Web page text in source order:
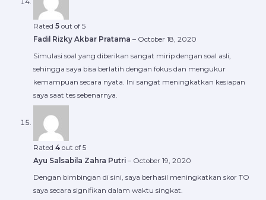
Rated 5out of 5
Fadil Rizky Akbar Pratama – October 18, 2020
Simulasi soal yang diberikan sangat mirip dengan soal asli,
sehingga saya bisa berlatih dengan fokus dan mengukur
kemampuan secara nyata. Ini sangat meningkatkan kesiapan
saya saat tes sebenarnya.
Rated 4out of 5
Ayu Salsabila Zahra Putri – October 19, 2020
Dengan bimbingan di sini, saya berhasil meningkatkan skor TO
saya secara signifikan dalam waktu singkat.